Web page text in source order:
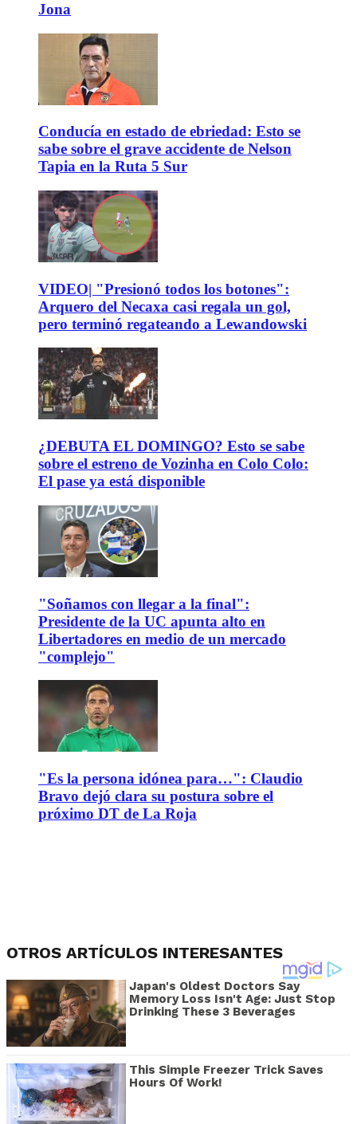
Jona
Conducía en estado de ebriedad: Esto se
sabe sobre el grave accidente de Nelson
Tapia en la Ruta 5 Sur
VIDEO| "Presionó todos los botones":
Arquero del Necaxa casi regala un gol,
pero terminó regateando a Lewandowski
¿DEBUTA EL DOMINGO? Esto se sabe
sobre el estreno de Vozinha en Colo Colo:
El pase ya está disponible
"Soñamos con llegar a la final":
Presidente de la UC apunta alto en
Libertadores en medio de un mercado
"complejo"
"Es la persona idónea para…": Claudio
Bravo dejó clara su postura sobre el
próximo DT de La Roja
OTROS ARTÍCULOS INTERESANTES
Japan's Oldest Doctors Say
Memory Loss Isn't Age: Just Stop
Drinking These 3 Beverages
This Simple Freezer Trick Saves
Hours Of Work!